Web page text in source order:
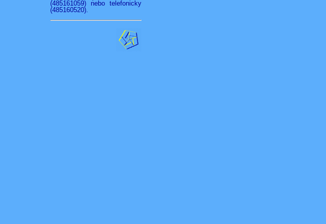
(485161059) nebo telefonicky
(485160520).